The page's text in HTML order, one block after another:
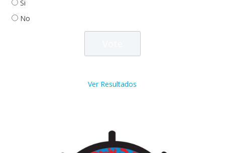
Si
No
Ver Resultados